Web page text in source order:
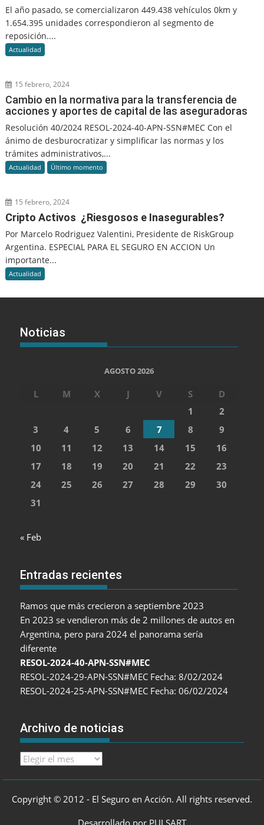
El año pasado, se comercializaron 449.438 vehículos 0km y
1.654.395 unidades correspondieron al segmento de
reposición....
Actualidad
15 febrero, 2024
Cambio en la normativa para la transferencia de
acciones y aportes de capital de las aseguradoras
Resolución 40/2024 RESOL-2024-40-APN-SSN#MEC Con el
ánimo de desburocratizar y simplificar las normas y los
trámites administrativos,...
Actualidad Último momento
15 febrero, 2024
Cripto Activos ¿Riesgosos e Inasegurables?
Por Marcelo Rodriguez Valentini, Presidente de RiskGroup
Argentina. ESPECIAL PARA EL SEGURO EN ACCION Un
importante...
Actualidad
Noticias
AGOSTO 2026
L M X J V S
D
1
2
3
4 5 6 7 8
9
10
11 12 13 14 15
16
17
18 19 20 21 22
23
24
25 26 27 28 29
30
31
« Feb
Entradas recientes
Ramos que más crecieron a septiembre 2023
En 2023 se vendieron más de 2 millones de autos en
Argentina, pero para 2024 el panorama sería
diferente
RESOL-2024-40-APN-SSN#MEC
RESOL-2024-29-APN-SSN#MEC Fecha: 8/02/2024
RESOL-2024-25-APN-SSN#MEC Fecha: 06/02/2024
Archivo de noticias
Archivo
Copyright © 2012 - El Seguro en Acción. All rights reserved.
Desarrollado por PULSART